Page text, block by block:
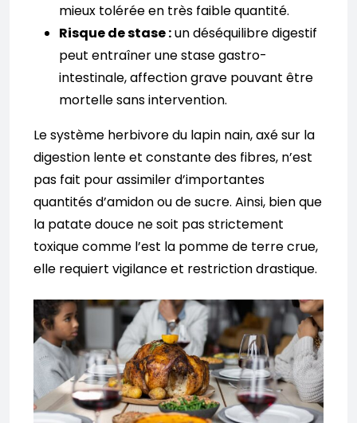
mieux tolérée en très faible quantité.
Risque de stase :un déséquilibre digestif
peut entraîner une stase gastro-
intestinale, affection grave pouvant être
mortelle sans intervention.
Le système herbivore du lapin nain, axé sur la
digestion lente et constante des fibres, n’est
pas fait pour assimiler d’importantes
quantités d’amidon ou de sucre. Ainsi, bien que
la patate douce ne soit pas strictement
toxique comme l’est la pomme de terre crue,
elle requiert vigilance et restriction drastique.